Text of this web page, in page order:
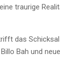
traurige
das
Bah und